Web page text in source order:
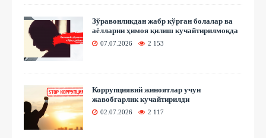
Зўравонликдан жабр кўрган болалар ва
аёлларни ҳимоя қилиш кучайтирилмоқда
07.07.2026 2 153
Коррупциявий жиноятлар учун
жавобгарлик кучайтирилди
02.07.2026 2 117